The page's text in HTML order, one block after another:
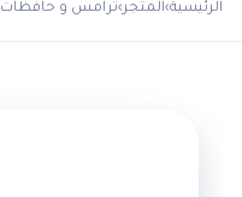
الرئيسية›المتجر›ترامس و حافظات